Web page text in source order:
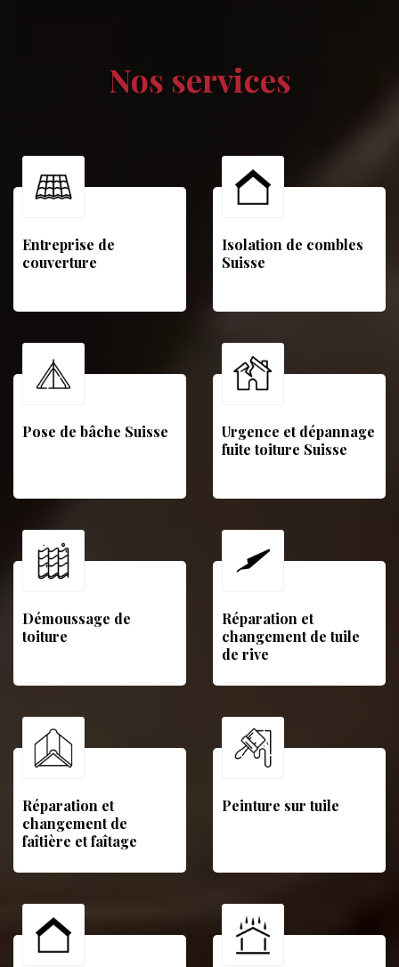
Nos services
Entreprise de
couverture
Isolation de combles
Suisse
Pose de bâche Suisse
Urgence et dépannage
fuite toiture Suisse
Démoussage de
toiture
Réparation et
changement de tuile
de rive
Réparation et
changement de
faîtière et faîtage
Peinture sur tuile